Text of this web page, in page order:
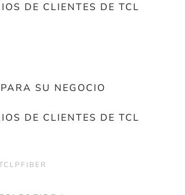
DE CLIENTES DE TCL
PARA SU NEGOCIO
DE CLIENTES DE TCL